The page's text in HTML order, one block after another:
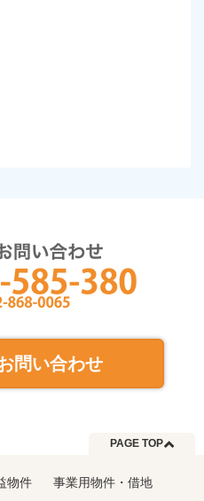
問い合わせ
PAGE TOP
物件 事業用物件・借地